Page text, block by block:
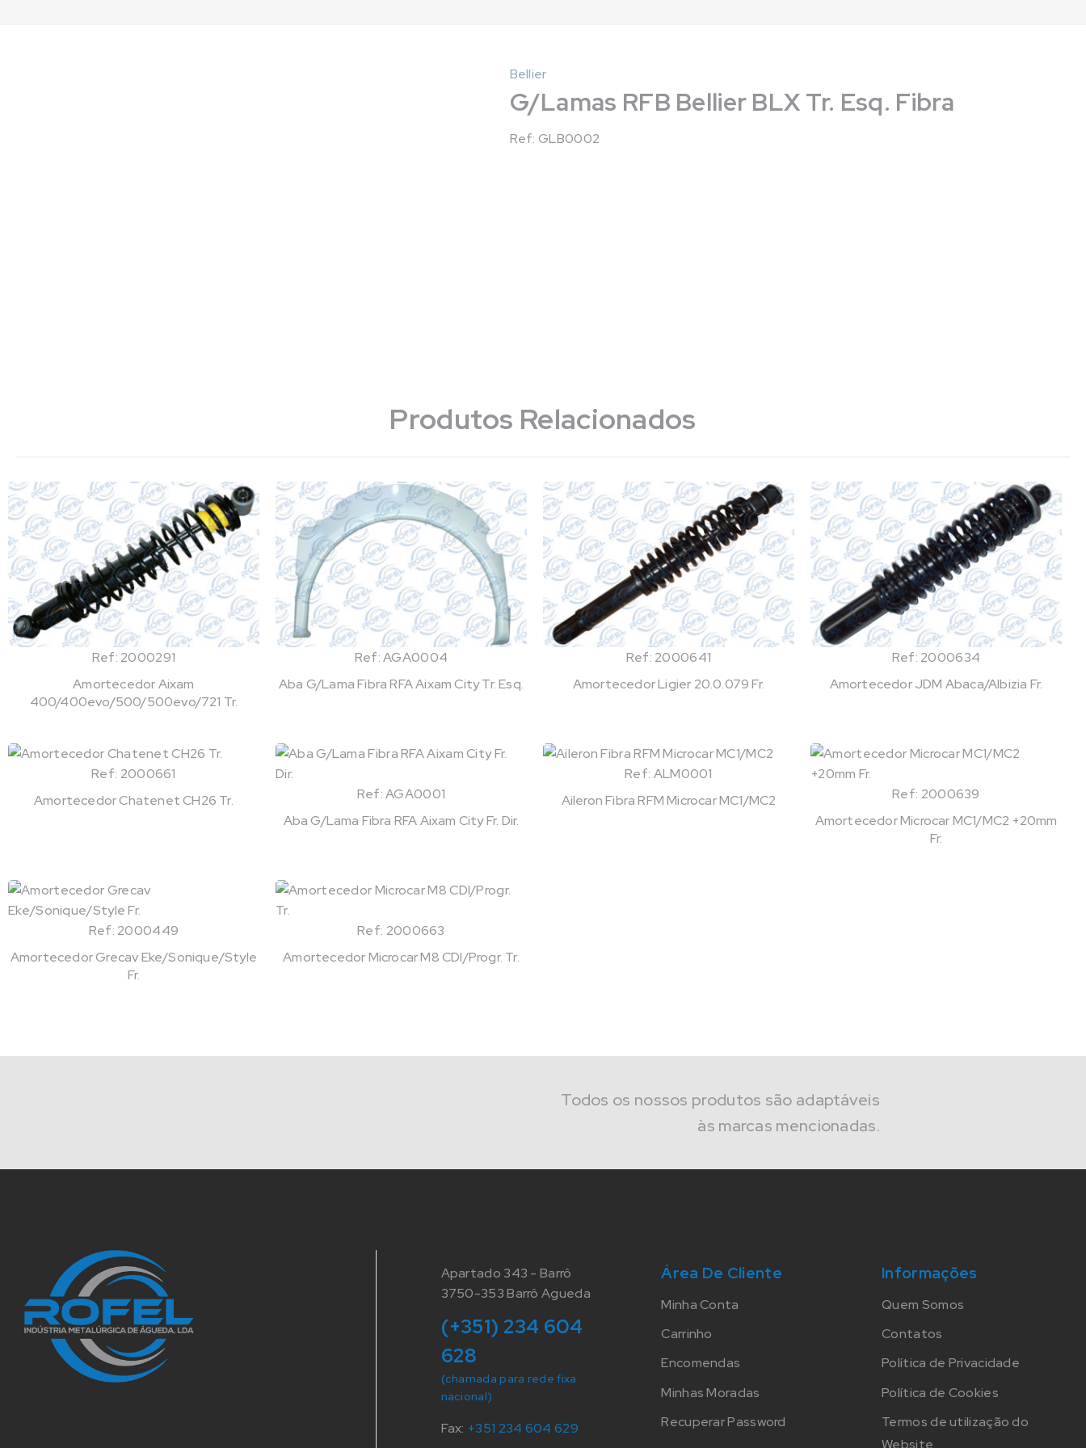
Bellier
G/Lamas RFB Bellier BLX Tr. Esq. Fibra
Ref: GLB0002
Produtos Relacionados
Ref: 2000291
Amortecedor Aixam
400/400evo/500/500evo/721 Tr.
Ref: AGA0004
Aba G/Lama Fibra RFA Aixam City Tr. Esq.
Ref: 2000641
Amortecedor Ligier 20.0.079 Fr.
Ref: 2000634
Amortecedor JDM Abaca/Albizia Fr.
Ref: 2000661
Amortecedor Chatenet CH26 Tr.
Ref: AGA0001
Aba G/Lama Fibra RFA Aixam City Fr. Dir.
Ref: ALM0001
Aileron Fibra RFM Microcar MC1/MC2
Ref: 2000639
Amortecedor Microcar MC1/MC2 +20mm
Fr.
Ref: 2000449
Amortecedor Grecav Eke/Sonique/Style
Fr.
Ref: 2000663
Amortecedor Microcar M8 CDI/Progr. Tr.
Todos os nossos produtos são adaptáveis
às marcas mencionadas.
Apartado 343 - Barrô
3750-353 Barrô Agueda
(+351) 234 604
628
(chamada para rede fixa
nacional)
Fax: +351 234 604 629
Área De Cliente
Minha Conta
Carrinho
Encomendas
Minhas Moradas
Recuperar Password
Informações
Quem Somos
Contatos
Política de Privacidade
Política de Cookies
Termos de utilização do
Website